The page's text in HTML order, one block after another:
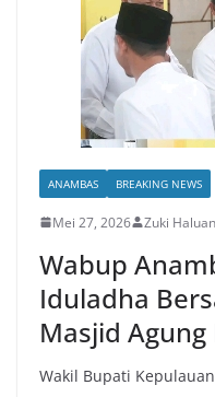
ANAMBAS BREAKING NEWS
Mei 27, 2026 Zuki Haluan
Wabup
Iduladha
Masjid
Wakil Bupati